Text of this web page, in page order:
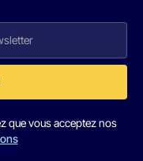
que vous acceptez nos